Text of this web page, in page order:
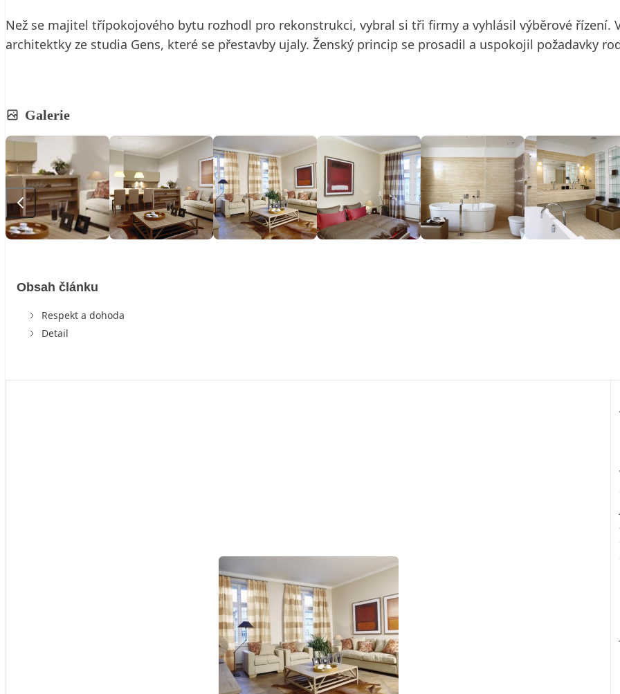
Než se majitel třípokojového bytu rozhodl pro rekonstrukci, vybral si tři firmy a vyhlásil výběrové řízení.
architektky ze studia Gens, které se přestavby ujaly. Ženský princip se prosadil a uspokojil požadavky
Galerie
Obsah článku
Respekt a dohoda
Detail